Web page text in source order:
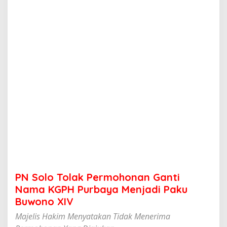
a
K
G
H
P
PN Solo Tolak Permohonan Ganti
Nama KGPH Purbaya Menjadi Paku
Buwono XIV
Majelis Hakim Menyatakan Tidak Menerima